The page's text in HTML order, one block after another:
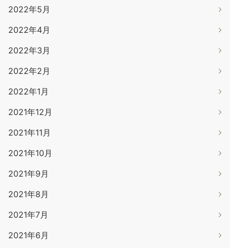
2022年5月
2022年4月
2022年3月
2022年2月
2022年1月
2021年12月
2021年11月
2021年10月
2021年9月
2021年8月
2021年7月
2021年6月